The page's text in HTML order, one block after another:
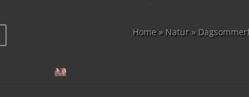
Home» Natur»